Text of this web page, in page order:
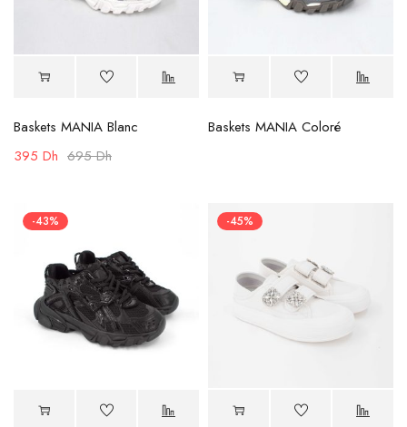
Baskets MANIA Blanc
695Dh
395 Dh
Baskets MANIA Coloré
-43% -45%